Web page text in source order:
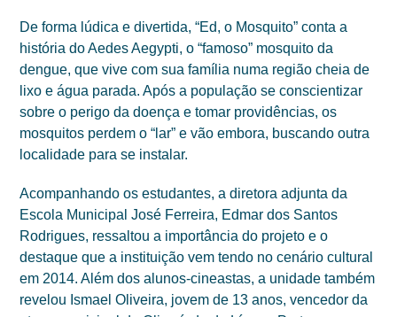
De forma lúdica e divertida, “Ed, o Mosquito” conta a
história do Aedes Aegypti, o “famoso” mosquito da
dengue, que vive com sua família numa região cheia de
lixo e água parada. Após a população se conscientizar
sobre o perigo da doença e tomar providências, os
mosquitos perdem o “lar” e vão embora, buscando outra
localidade para se instalar.
Acompanhando os estudantes, a diretora adjunta da
Escola Municipal José Ferreira, Edmar dos Santos
Rodrigues, ressaltou a importância do projeto e o
destaque que a instituição vem tendo no cenário cultural
em 2014. Além dos alunos-cineastas, a unidade também
revelou Ismael Oliveira, jovem de 13 anos, vencedor da